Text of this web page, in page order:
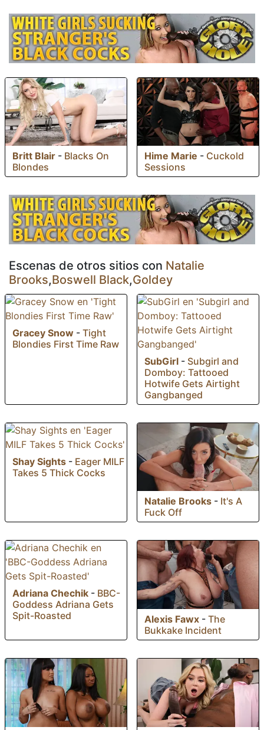
Britt Blair - Blacks On
Blondes
Hime Marie - Cuckold
Sessions
Escenas de otros sitios con Natalie
Brooks,Boswell Black,Goldey
Gracey Snow - Tight
Blondies First Time Raw
SubGirl - Subgirl and
Domboy: Tattooed
Hotwife Gets Airtight
Gangbanged
Shay Sights - Eager MILF
Takes 5 Thick Cocks
Natalie Brooks - It's A
Fuck Off
Adriana Chechik - BBC-
Goddess Adriana Gets
Spit-Roasted
Alexis Fawx - The
Bukkake Incident